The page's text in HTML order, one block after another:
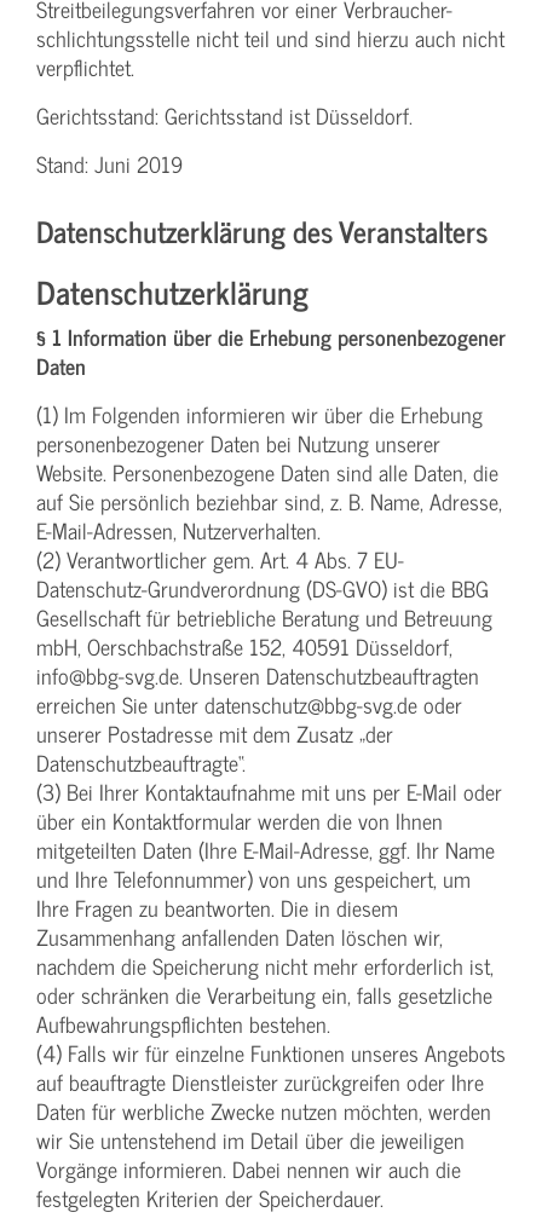
Streit­beilegungs­verfahren vor einer Verbraucher­
schlichtungs­stelle nicht teil und sind hierzu auch nicht
verpflichtet.
Gerichtsstand: Gerichtsstand ist Düsseldorf.
Stand: Juni 2019
Datenschutzerklärung des Veranstalters
Datenschutzerklärung
§ 1 Information über die Erhebung personenbezogener
Daten
(1) Im Folgenden informieren wir über die Erhebung
personenbezogener Daten bei Nutzung unserer
Website. Personenbezogene Daten sind alle Daten, die
auf Sie persönlich beziehbar sind, z. B. Name, Adresse,
E-Mail-Adressen, Nutzerverhalten.
(2) Verantwortlicher gem. Art. 4 Abs. 7 EU-
Datenschutz-Grundverordnung (DS-GVO) ist die BBG
Gesellschaft für betriebliche Beratung und Betreuung
mbH, Oerschbachstraße 152, 40591 Düsseldorf,
info@bbg-svg.de. Unseren Datenschutzbeauftragten
erreichen Sie unter datenschutz@bbg-svg.de oder
unserer Postadresse mit dem Zusatz „der
Datenschutzbeauftragte“.
(3) Bei Ihrer Kontaktaufnahme mit uns per E-Mail oder
über ein Kontaktformular werden die von Ihnen
mitgeteilten Daten (Ihre E-Mail-Adresse, ggf. Ihr Name
und Ihre Telefonnummer) von uns gespeichert, um
Ihre Fragen zu beantworten. Die in diesem
Zusammenhang anfallenden Daten löschen wir,
nachdem die Speicherung nicht mehr erforderlich ist,
oder schränken die Verarbeitung ein, falls gesetzliche
Aufbewahrungspflichten bestehen.
(4) Falls wir für einzelne Funktionen unseres Angebots
auf beauftragte Dienstleister zurückgreifen oder Ihre
Daten für werbliche Zwecke nutzen möchten, werden
wir Sie untenstehend im Detail über die jeweiligen
Vorgänge informieren. Dabei nennen wir auch die
festgelegten Kriterien der Speicherdauer.